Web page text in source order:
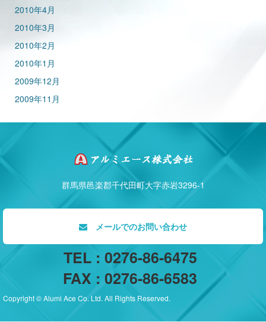
2010年4月
2010年3月
2010年2月
2010年1月
2009年12月
2009年11月
群馬県邑楽郡千代田町大字赤岩3296-1
メールでのお問い合わせ
TEL : 0276-86-6475
FAX : 0276-86-6583
Copyright © Alumi Ace Co. Ltd. All Rights Reserved.